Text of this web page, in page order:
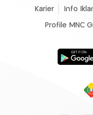
Karier Info
Profile MNC